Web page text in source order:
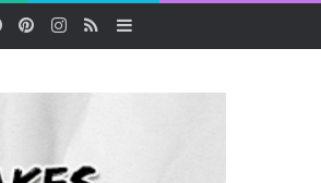
Facebook
PinterestInstagram
RSSSidebar